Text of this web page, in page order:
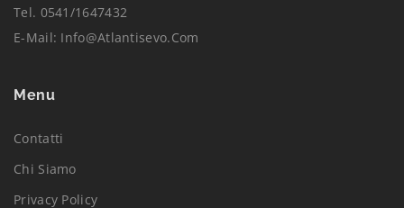
Tel. 0541/1647432
E-Mail: Info@atlantisevo.com
Menu
Contatti
Chi Siamo
Privacy Policy